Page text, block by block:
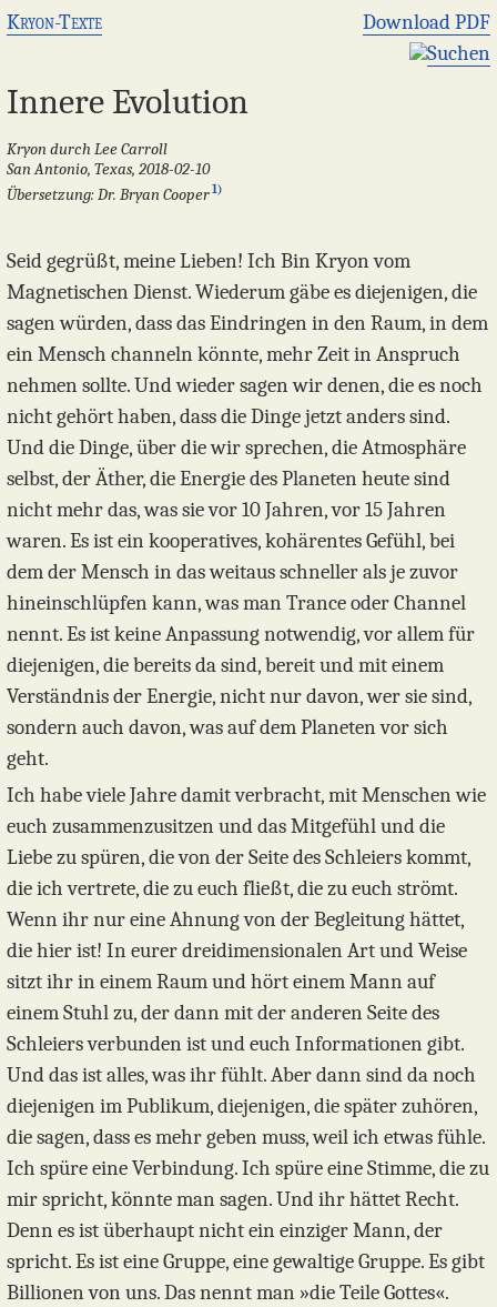
Kryon-Texte
Download PDF
Suchen
Innere Evolution
Kryon durch Lee Carroll
San Antonio, Texas, 2018-02-10
Übersetzung: Dr. Bryan Cooper1)
Seid gegrüßt, meine Lieben! Ich Bin Kryon vom
Magnetischen Dienst. Wiederum gäbe es diejenigen, die
sagen würden, dass das Eindringen in den Raum, in dem
ein Mensch channeln könnte, mehr Zeit in Anspruch
nehmen sollte. Und wieder sagen wir denen, die es noch
nicht gehört haben, dass die Dinge jetzt anders sind.
Und die Dinge, über die wir sprechen, die Atmosphäre
selbst, der Äther, die Energie des Planeten heute sind
nicht mehr das, was sie vor 10 Jahren, vor 15 Jahren
waren. Es ist ein kooperatives, kohärentes Gefühl, bei
dem der Mensch in das weitaus schneller als je zuvor
hineinschlüpfen kann, was man Trance oder Channel
nennt. Es ist keine Anpassung notwendig, vor allem für
diejenigen, die bereits da sind, bereit und mit einem
Verständnis der Energie, nicht nur davon, wer sie sind,
sondern auch davon, was auf dem Planeten vor sich
geht.
Ich habe viele Jahre damit verbracht, mit Menschen wie
euch zusammenzusitzen und das Mitgefühl und die
Liebe zu spüren, die von der Seite des Schleiers kommt,
die ich vertrete, die zu euch fließt, die zu euch strömt.
Wenn ihr nur eine Ahnung von der Begleitung hättet,
die hier ist! In eurer dreidimensionalen Art und Weise
sitzt ihr in einem Raum und hört einem Mann auf
einem Stuhl zu, der dann mit der anderen Seite des
Schleiers verbunden ist und euch Informationen gibt.
Und das ist alles, was ihr fühlt. Aber dann sind da noch
diejenigen im Publikum, diejenigen, die später zuhören,
die sagen, dass es mehr geben muss, weil ich etwas fühle.
Ich spüre eine Verbindung. Ich spüre eine Stimme, die zu
mir spricht, könnte man sagen. Und ihr hättet Recht.
Denn es ist überhaupt nicht ein einziger Mann, der
spricht. Es ist eine Gruppe, eine gewaltige Gruppe. Es gibt
Billionen von uns. Das nennt man »die Teile Gottes«.